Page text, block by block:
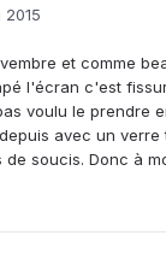
2015
et comme
l'écran c'est
voulu le prendre
avec un
de soucis. Donc à